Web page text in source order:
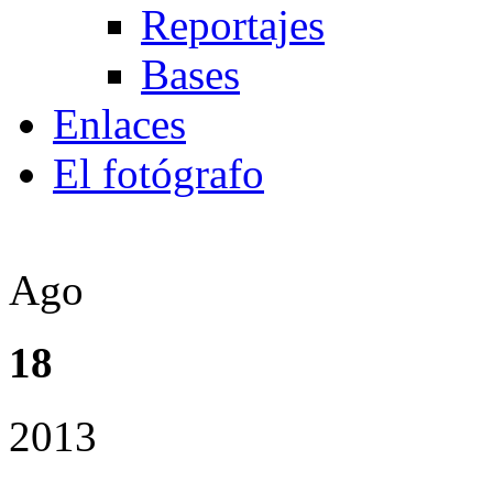
Reportajes
Bases
Enlaces
El fotógrafo
Ago
18
2013